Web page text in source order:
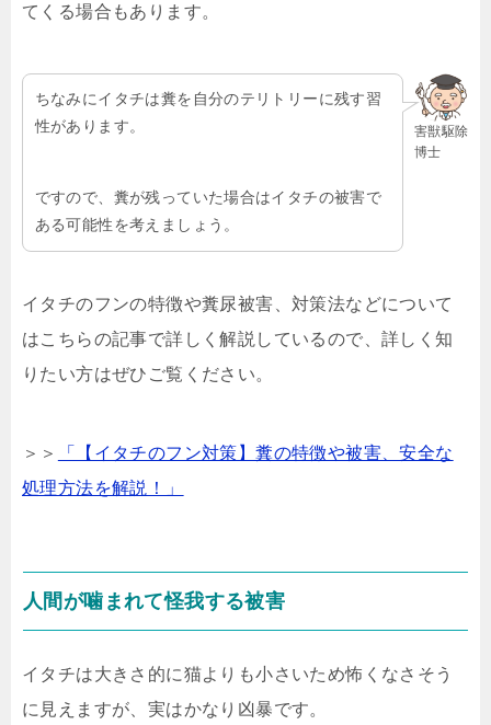
てくる場合もあります。
害獣駆除
博士
ちなみにイタチは糞を自分のテリトリーに残す習
性があります。
ですので、糞が残っていた場合はイタチの被害で
ある可能性を考えましょう。
イタチのフンの特徴や糞尿被害、対策法などについて
はこちらの記事で詳しく解説しているので、詳しく知
りたい方はぜひご覧ください。
＞＞
「【イタチのフン対策】糞の特徴や被害、安全な
処理方法を解説！」
人間が噛まれて怪我する被害
イタチは大きさ的に猫よりも小さいため怖くなさそう
に見えますが、実はかなり凶暴です。